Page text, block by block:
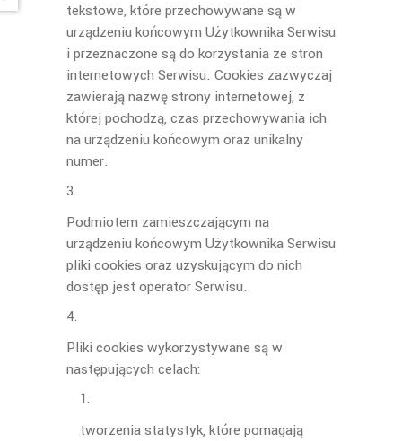
tekstowe, które przechowywane są w
urządzeniu końcowym Użytkownika Serwisu
i przeznaczone są do korzystania ze stron
internetowych Serwisu. Cookies zazwyczaj
zawierają nazwę strony internetowej, z
której pochodzą, czas przechowywania ich
na urządzeniu końcowym oraz unikalny
numer.
Podmiotem zamieszczającym na
urządzeniu końcowym Użytkownika Serwisu
pliki cookies oraz uzyskującym do nich
dostęp jest operator Serwisu.
Pliki cookies wykorzystywane są w
następujących celach:
tworzenia statystyk, które pomagają